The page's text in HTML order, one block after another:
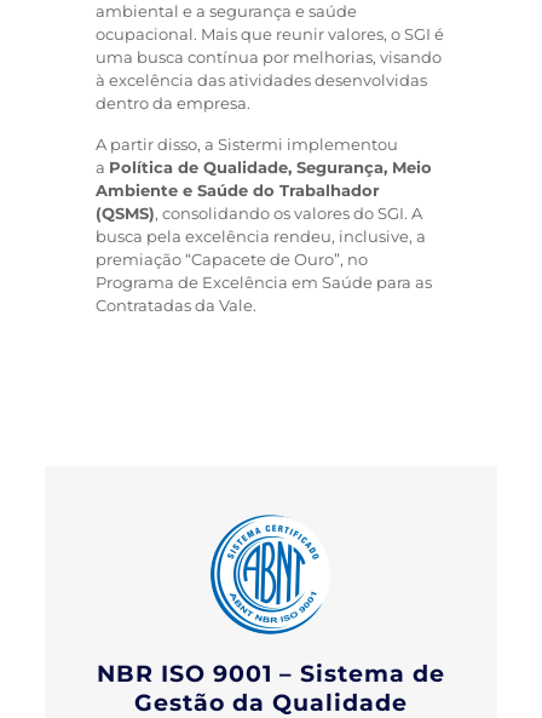
ambiental e a segurança e saúde
ocupacional. Mais que reunir valores, o SGI é
uma busca contínua por melhorias, visando
à excelência das atividades desenvolvidas
dentro da empresa.
A partir disso, a Sistermi implementou
a Política de Qualidade, Segurança, Meio
Ambiente e Saúde do Trabalhador
(QSMS), consolidando os valores do SGI. A
busca pela excelência rendeu, inclusive, a
premiação “Capacete de Ouro”, no
Programa de Excelência em Saúde para as
Contratadas da Vale.
NBR ISO 9001 – Sistema de
Gestão da Qualidade